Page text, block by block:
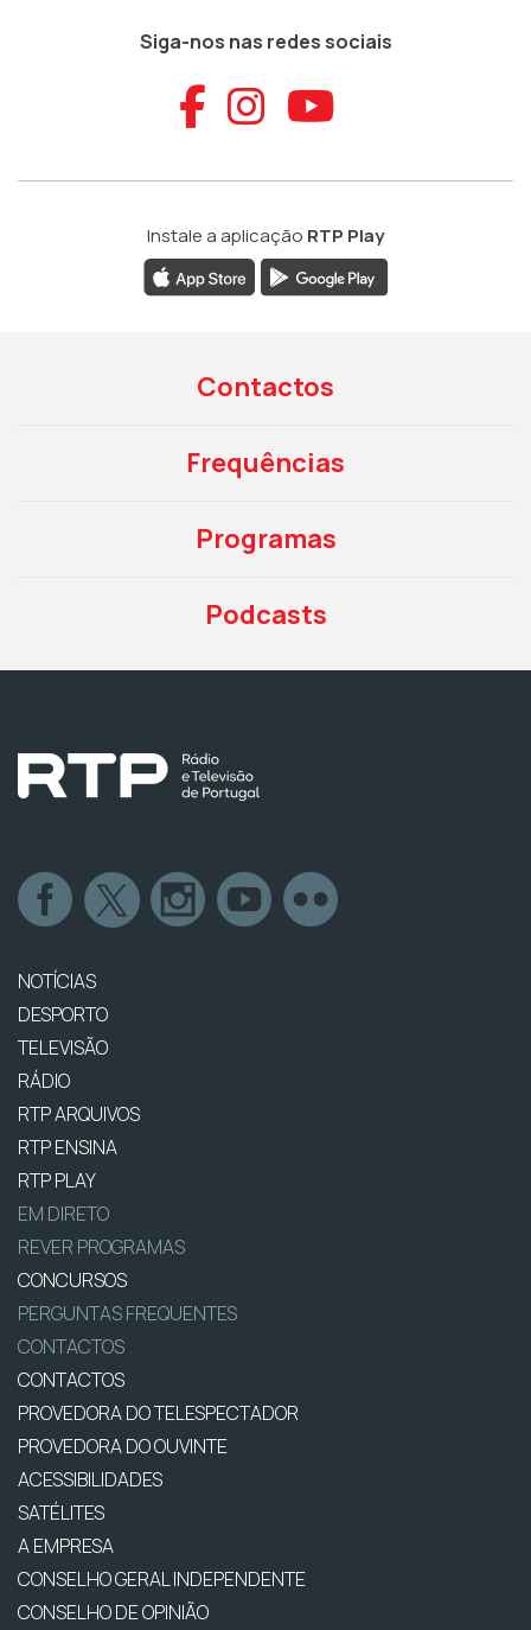
Siga-nos nas redes sociais
Aceder ao
Aceder ao
Aceder
Instale a aplicação RTP Play
Contactos
Frequências
Programas
Podcasts
NOTÍCIAS
DESPORTO
TELEVISÃO
RÁDIO
RTP ARQUIVOS
RTP ENSINA
RTP PLAY
EM DIRETO
REVER PROGRAMAS
CONCURSOS
PERGUNTAS FREQUENTES
CONTACTOS
CONTACTOS
PROVEDORA DO TELESPECTADOR
PROVEDORA DO OUVINTE
ACESSIBILIDADES
SATÉLITES
A EMPRESA
CONSELHO GERAL INDEPENDENTE
CONSELHO DE OPINIÃO